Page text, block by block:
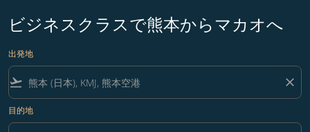
ビジネスクラスで熊本からマカオへ
出発地
flight_takeoff close
目的地